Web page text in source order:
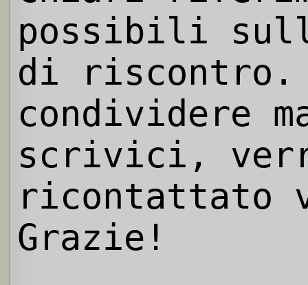
possibili
di riscontro.
condividere
scrivici,
ricontattato
Grazie!